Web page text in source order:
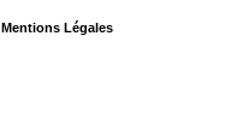
Mentions Légales